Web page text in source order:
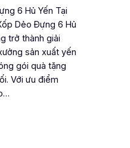
6 Hủ Yến Tại
Dẻo Đựng 6 Hủ
trở thành giải
sản xuất yến
gói quà tặng
Với ưu điểm